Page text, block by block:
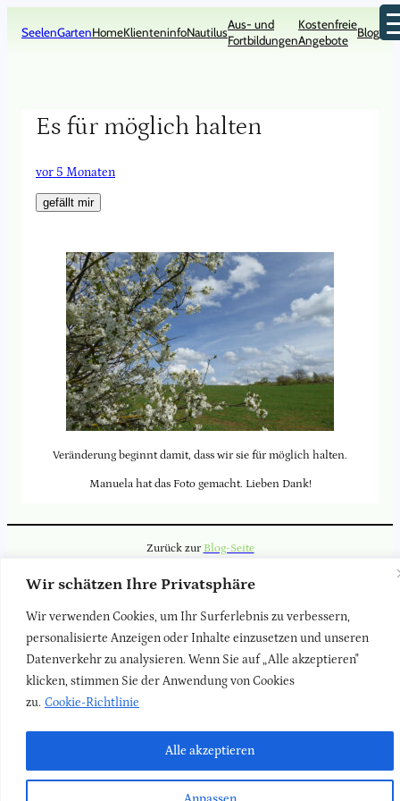
Wir schätzen Ihre Privatsphäre
Wir verwenden Cookies, um Ihr Surferlebnis zu verbessern,
personalisierte Anzeigen oder Inhalte einzusetzen und unseren
Datenverkehr zu analysieren. Wenn Sie auf „Alle akzeptieren"
klicken, stimmen Sie der Anwendung von Cookies
zu. Cookie-Richtlinie
Alle akzeptieren
Inhalt
SeelenGartenHomeKlienteninfoNautilus
Aus- und
Fortbildungen
Kostenfreie
Angebote
Blog
Es für möglich halten
vor 5 Monaten
gefällt mir
Veränderung beginnt damit, dass wir sie für möglich halten.
Manuela hat das Foto gemacht. Lieben Dank!
Zurück zurBlog-Seite